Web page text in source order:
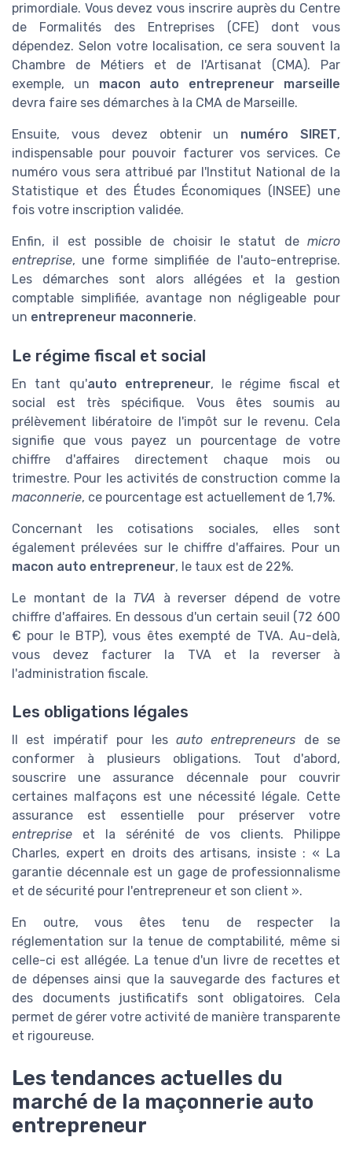
primordiale. Vous devez vous inscrire auprès du Centre
de Formalités des Entreprises (CFE) dont vous
dépendez. Selon votre localisation, ce sera souvent la
Chambre de Métiers et de l'Artisanat (CMA). Par
exemple, un macon auto entrepreneur marseille
devra faire ses démarches à la CMA de Marseille.
Ensuite, vous devez obtenir un numéro SIRET,
indispensable pour pouvoir facturer vos services. Ce
numéro vous sera attribué par l'Institut National de la
Statistique et des Études Économiques (INSEE) une
fois votre inscription validée.
Enfin, il est possible de choisir le statut de micro
entreprise, une forme simplifiée de l'auto-entreprise.
Les démarches sont alors allégées et la gestion
comptable simplifiée, avantage non négligeable pour
un entrepreneur maconnerie.
Le régime fiscal et social
En tant qu'auto entrepreneur, le régime fiscal et
social est très spécifique. Vous êtes soumis au
prélèvement libératoire de l'impôt sur le revenu. Cela
signifie que vous payez un pourcentage de votre
chiffre d'affaires directement chaque mois ou
trimestre. Pour les activités de construction comme la
maconnerie, ce pourcentage est actuellement de 1,7%.
Concernant les cotisations sociales, elles sont
également prélevées sur le chiffre d'affaires. Pour un
macon auto entrepreneur, le taux est de 22%.
Le montant de la TVA à reverser dépend de votre
chiffre d'affaires. En dessous d'un certain seuil (72 600
€ pour le BTP), vous êtes exempté de TVA. Au-delà,
vous devez facturer la TVA et la reverser à
l'administration fiscale.
Les obligations légales
Il est impératif pour les auto entrepreneurs de se
conformer à plusieurs obligations. Tout d'abord,
souscrire une assurance décennale pour couvrir
certaines malfaçons est une nécessité légale. Cette
assurance est essentielle pour préserver votre
entreprise et la sérénité de vos clients. Philippe
Charles, expert en droits des artisans, insiste : « La
garantie décennale est un gage de professionnalisme
et de sécurité pour l'entrepreneur et son client ».
En outre, vous êtes tenu de respecter la
réglementation sur la tenue de comptabilité, même si
celle-ci est allégée. La tenue d'un livre de recettes et
de dépenses ainsi que la sauvegarde des factures et
des documents justificatifs sont obligatoires. Cela
permet de gérer votre activité de manière transparente
et rigoureuse.
Les tendances actuelles du
marché de la maçonnerie auto
entrepreneur